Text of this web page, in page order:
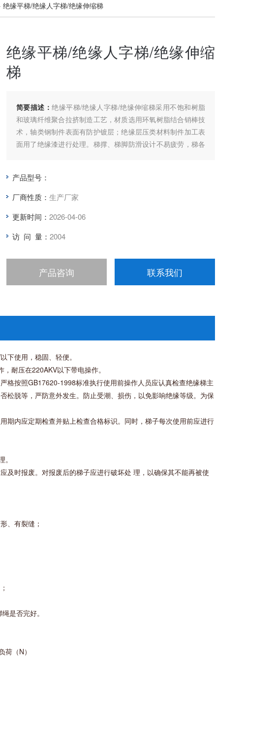
绝缘平梯/绝缘人字梯/绝缘伸缩梯
绝缘平梯/绝缘人字梯/绝缘伸缩
梯
简要描述：绝缘平梯/绝缘人字梯/绝缘伸缩梯采用不饱和树脂
和玻璃纤维聚合拉挤制造工艺，材质选用环氧树脂结合销棒技
术，轴类钢制件表面有防护镀层；绝缘层压类材料制件加工表
面用了绝缘漆进行处理。梯撑、梯脚防滑设计不易疲劳，梯各
产品型号：
厂商性质： 生产厂家
更新时间： 2026-04-06
访 问 量： 2004
产品咨询 联系我们
下使用，稳固、轻便。
耐压在220AKV以下带电操作。
格按照GB17620-1998标准执行使用前操作人员应认真检查绝缘梯主
松脱等，严防意外发生。防止受潮、损伤，以免影响绝缘等级。为保
期内应定期检查并贴上检查合格标识。同时，梯子每次使用前应进行
及时报废。对报废后的梯子应进行破坏处 理，以确保其不能再被使
、有裂缝；
是否完好。
（N）